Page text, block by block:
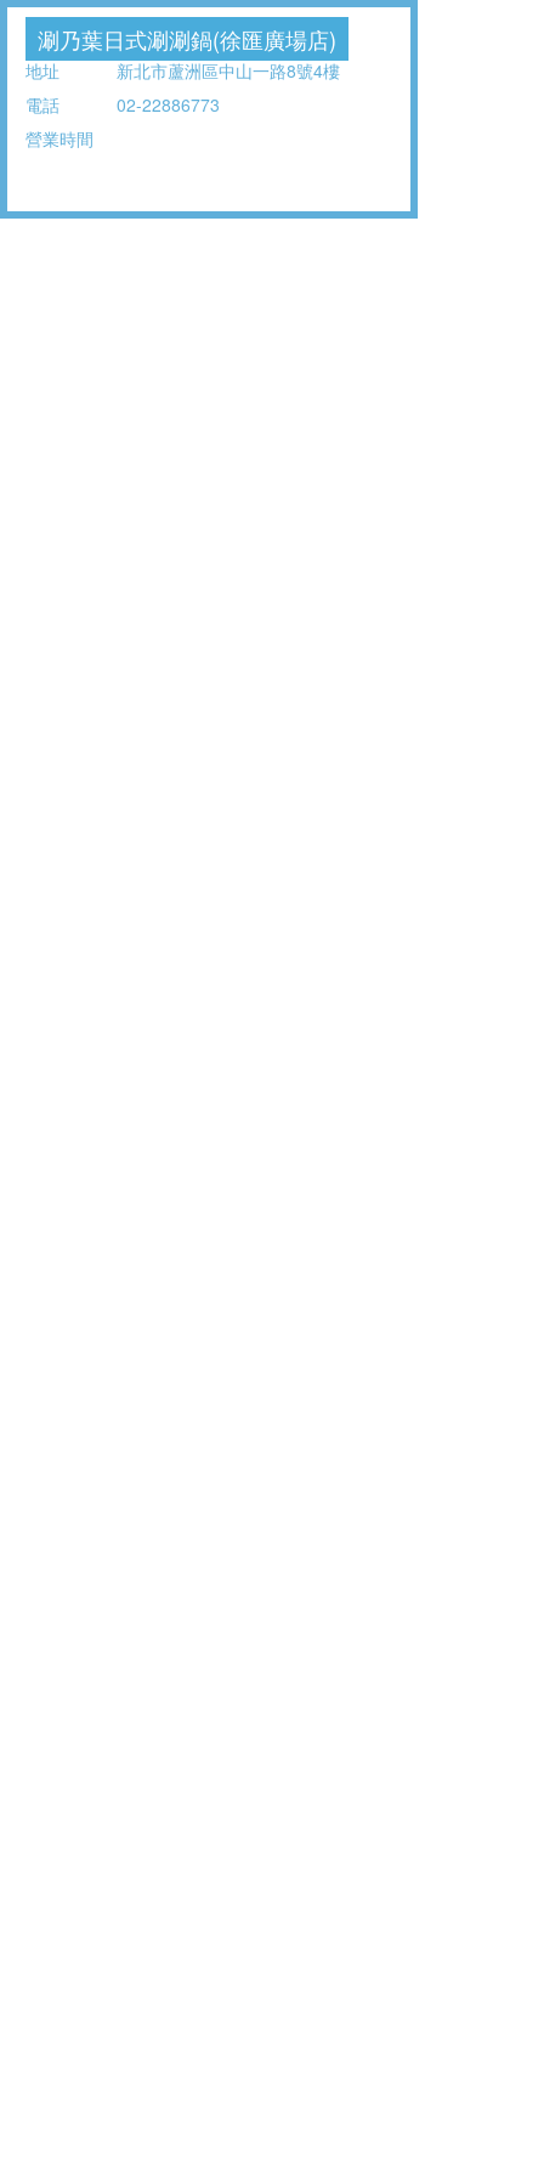
涮乃葉日式涮涮鍋(徐匯廣場店)
地址
新北市蘆洲區中山一路8號4樓
電話
02-22886773
營業時間